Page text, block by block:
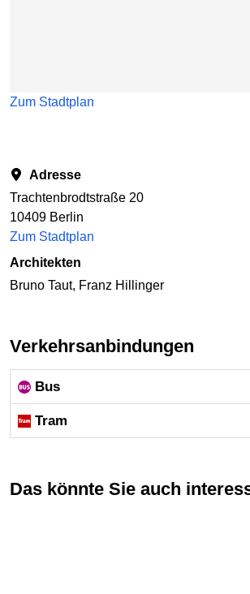
Zum Stadtplan
Adresse
Trachtenbrodtstraße 20
10409 Berlin
Zum Stadtplan
Architekten
Bruno Taut, Franz Hillinger
Verkehrsanbindungen
Bus
Tram
Das könnte Sie auch